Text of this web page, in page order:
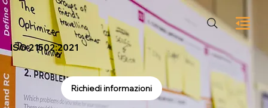
ISO 21502:2021
Richiedi informazioni